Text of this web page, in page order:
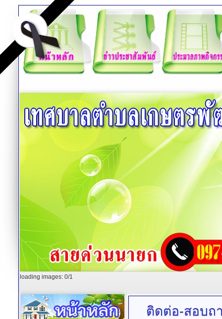
loading images: 0/1
ติดต่อ-สอบถ